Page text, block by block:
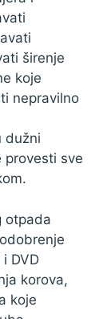
širenje
koje
nepravilno
dužni
provesti sve
otpada
DVD
korova,
koje